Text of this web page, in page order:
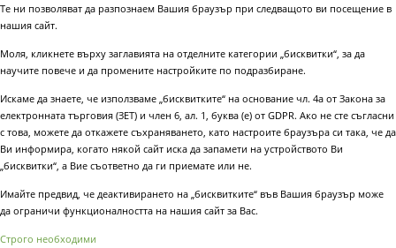
Те ни позволяват да разпознаем Вашия браузър при следващото ви посещение в
нашия сайт.
Моля, кликнете върху заглавията на отделните категории „бисквитки“, за да
научите повече и да промените настройките по подразбиране.
Искаме да знаете, че използваме „бисквитките“ на основание чл. 4а от Закона за
електронната търговия (ЗЕТ) и член 6, ал. 1, буква (е) от GDPR. Ако не сте съгласни
с това, можете да откажете съхраняването, като настроите браузъра си така, че да
Ви информира, когато някой сайт иска да запамети на устройството Ви
„бисквитки“, а Вие съответно да ги приемате или не.
Имайте предвид, че деактивирането на „бисквитките“ във Вашия браузър може
да ограничи функционалността на нашия сайт за Вас.
Строго необходими